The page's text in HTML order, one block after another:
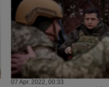
07 Apr. 2022, 00:33